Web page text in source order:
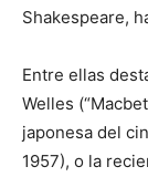
Shakespeare,
Entre ellas
Welles
japonesa del
1957), o la